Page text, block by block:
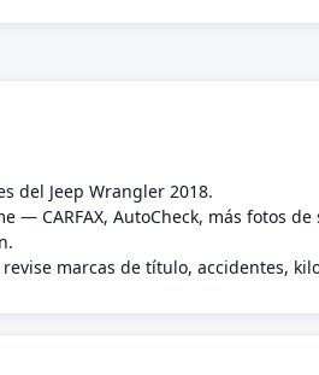
del Jeep Wrangler 2018.
— CARFAX, AutoCheck, más fotos
marcas de título, accidentes,